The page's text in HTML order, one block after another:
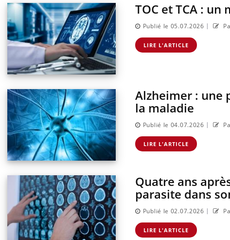
TOC et TCA :
Publié le 05.07.2026 |
LIRE L'ARTICLE
Alzheimer : une
la maladie
Publié le 04.07.2026 |
LIRE L'ARTICLE
Quatre ans
parasite dans
Publié le 02.07.2026 |
LIRE L'ARTICLE
d'autres
sur la